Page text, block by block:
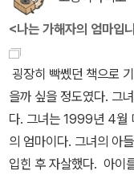
몬‘의 해설 中)몇 가지
1. 부모님이 어떻게 해서
하게 된 것은 아닙니다.2.
것이 아닙니다. 딜런은
뿐만 아니라 자기 주위
삶의 막바지에 다다랐을
로 생각할 수가 없는 지
불구하고 딜런의 이전
너머에 있는 것을 더 민
깊이 믿었다. 내가 그들
문에, 혹은 내가 빈틈없
문에 그렇다고 믿었다.
이 나 혼자는 아닐 것이다.
실을 가지고 아이를 키
리스 술통을 꺼냈다. 위
군가 지저분학 때워놓은
디에서 났어?'딜런은 주
페퍼민트 슈냅스가 들
말하지 않으려 했다. 내
으려 하자 딜런이 손을
을 믿어도 된다고 말슴
을 담아놨어요. 아주 조
나와있지만... 여전히
그 힘으로 살지.‘하면
외면하는 느낌을 준다.
데 세상이 알아주겠나
취했던 태도가 아니었
족의 마음을 생각하게 되
바인 사건을 자세히 조
는 부분이 종종 눈에 띄
가, 2016년에 나온 <가
로. 하지만 두 이야기는
이면서도 미묘하게 겹
자...>의 아들 딜런 클리
났다.케빈과 달리 딜런
정도로 착한 아들이었고
만 이웃과 언론의 따가
는 처지가 된다.그리고
무런 문제점도 가지지 않
기도 한다.그러나 사건
해 나가는 과정에서 자신
다. 그래서 자식을 둔 부
떤 사건에 있어서 자신
될 수도 있다는 점을 잊
<나는 가해자의 엄마입
굉장히 빡쎘던 책으로
을까 싶을 정도였다. 그
다. 그녀는 1999년 4월
의 엄마이다. 그녀의 아
입힌 후 자살했다. 아이